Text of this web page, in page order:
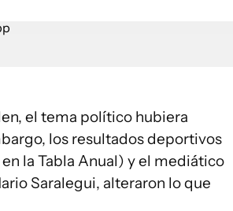
el tema político hubiera
los resultados deportivos
la Tabla Anual) y el mediático
Saralegui, alteraron lo que